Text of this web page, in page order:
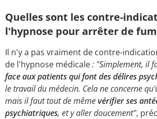
Quelles sont les contre-
l'hypnose pour arrêter de
Il n'y a pas vraiment de contre-
de l'hypnose médicale: "Simplement, il
face aux patients qui font des délires
le travail du médecin. Cela ne concerne
mais il faut tout de mêmevérifier ses
psychiatriques, et y aller doucement",